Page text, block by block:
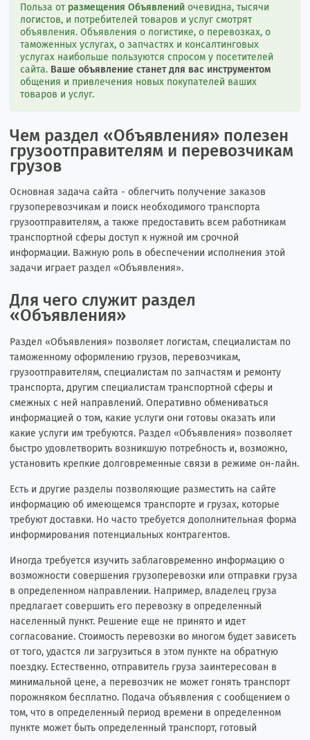
Польза от размещения Объявлений очевидна, тысячи
логистов, и потребителей товаров и услуг смотрят
объявления. Объявления о логистике, о перевозках, о
таможенных услугах, о запчастях и консалтинговых
услугах наибольше пользуются спросом у посетителей
сайта. Ваше объявление станет для вас инструментом
общения и привлечения новых покупателей ваших
товаров и услуг.
Чем раздел «Объявления» полезен
грузоотправителям и перевозчикам
грузов
Основная задача сайта - облегчить получение заказов
грузоперевозчикам и поиск необходимого транспорта
грузоотправителям, а также предоставить всем работникам
транспортной сферы доступ к нужной им срочной
информации. Важную роль в обеспечении исполнения этой
задачи играет раздел «Объявления».
Для чего служит раздел
«Объявления»
Раздел «Объявления» позволяет логистам, специалистам по
таможенному оформлению грузов, перевозчикам,
грузоотправителям, специалистам по запчастям и ремонту
транспорта, другим специалистам транспортной сферы и
смежных с ней направлений. Оперативно обмениваться
информацией о том, какие услуги они готовы оказать или
какие услуги им требуются. Раздел «Объявления» позволяет
быстро удовлетворить возникшую потребность и, возможно,
установить крепкие долговременные связи в режиме он-лайн.
Есть и другие разделы позволяющие разместить на сайте
информацию об имеющемся транспорте и грузах, которые
требуют доставки. Но часто требуется дополнительная форма
информирования потенциальных контрагентов.
Иногда требуется изучить заблаговременно информацию о
возможности совершения грузоперевозки или отправки груза
в определенном направлении. Например, владелец груза
предлагает совершить его перевозку в определенный
населенный пункт. Решение еще не принято и идет
согласование. Стоимость перевозки во многом будет зависеть
от того, удастся ли загрузиться в этом пункте на обратную
поездку. Естественно, отправитель груза заинтересован в
минимальной цене, а перевозчик не может гонять транспорт
порожняком бесплатно. Подача объявления с сообщением о
том, что в определенный период времени в определенном
пункте может быть определенный транспорт, готовый